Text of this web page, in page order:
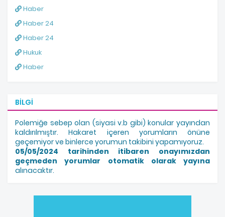
Haber
Haber 24
Haber 24
Hukuk
Haber
BILGI
Polemiğe sebep olan (siyasi v.b gibi) konular yayından
kaldırılmıştır. Hakaret içeren yorumların önüne
geçemiyor ve binlerce yorumun takibini yapamıyoruz.
05/05/2024 tarihinden itibaren onayımızdan
geçmeden yorumlar otomatik olarak yayına
alınacaktır.